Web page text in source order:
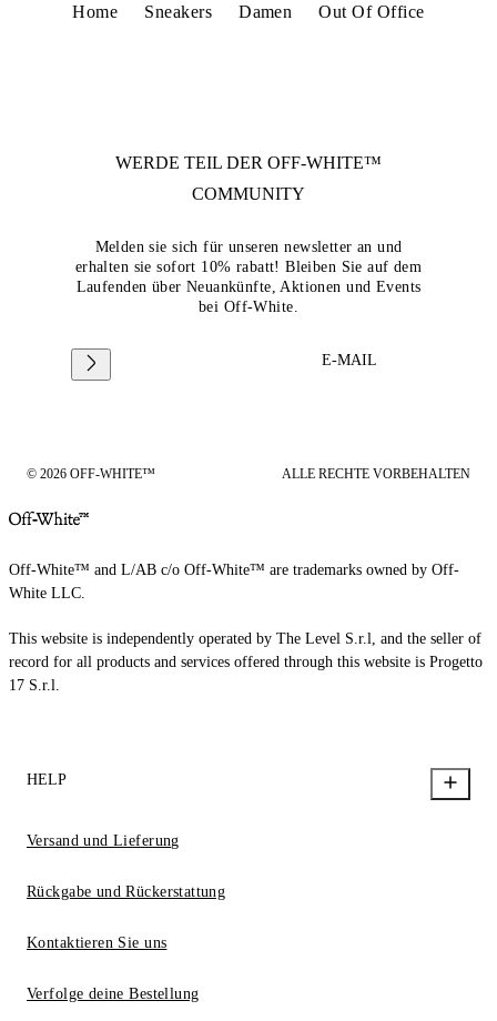
Home Sneakers Damen Out Of Office
WERDE TEIL DER OFF-WHITE™
COMMUNITY
Melden sie sich für unseren newsletter an und
erhalten sie sofort 10% rabatt! Bleiben Sie auf dem
Laufenden über Neuankünfte, Aktionen und Events
bei Off-White.
E-MAIL
© 2026 OFF-WHITE™ ALLE RECHTE VORBEHALTEN
Off-White™ and L/AB c/o Off-White™ are trademarks owned by Off-
White LLC.
This website is independently operated by The Level S.r.l, and the seller of
record for all products and services offered through this website is Progetto
17 S.r.l.
HELP
Versand und Lieferung
Rückgabe und Rückerstattung
Kontaktieren Sie uns
Verfolge deine Bestellung